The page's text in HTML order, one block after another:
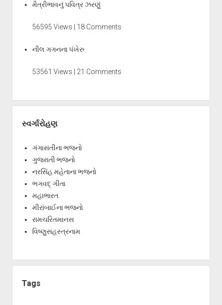
મૈત્રીભાવનું પવિત્ર ઝરણું
56595 Views | 18 Comments
નીલ ગગનના પંખેરુ
53561 Views | 21 Comments
સ્વર્ગારોહણ
ગંગાસતીના ભજનો
ગુજરાતી ભજનો
નરસિંહ મહેતાના ભજનો
ભગવદ્ ગીતા
મહાભારત
મીરાંબાઈના ભજનો
રામચરિતમાનસ
વિષ્ણુસહસ્ત્રનામ
Tags